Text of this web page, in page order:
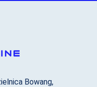
Bowang,